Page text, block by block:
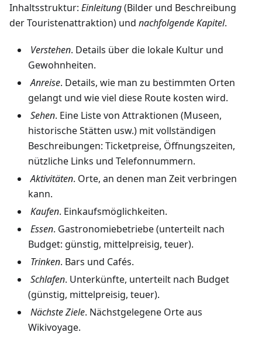
Inhaltsstruktur: Einleitung(Bilder und Beschreibung
der Touristenattraktion) und nachfolgende Kapitel.
Verstehen. Details über die lokale Kultur und
Gewohnheiten.
Anreise. Details, wie man zu bestimmten Orten
gelangt und wie viel diese Route kosten wird.
Sehen. Eine Liste von Attraktionen (Museen,
historische Stätten usw.) mit vollständigen
Beschreibungen: Ticketpreise, Öffnungszeiten,
nützliche Links und Telefonnummern.
Aktivitäten. Orte, an denen man Zeit verbringen
kann.
Kaufen. Einkaufsmöglichkeiten.
Essen. Gastronomiebetriebe (unterteilt nach
Budget: günstig, mittelpreisig, teuer).
Trinken. Bars und Cafés.
Schlafen. Unterkünfte, unterteilt nach Budget
(günstig, mittelpreisig, teuer).
Nächste Ziele. Nächstgelegene Orte aus
Wikivoyage.